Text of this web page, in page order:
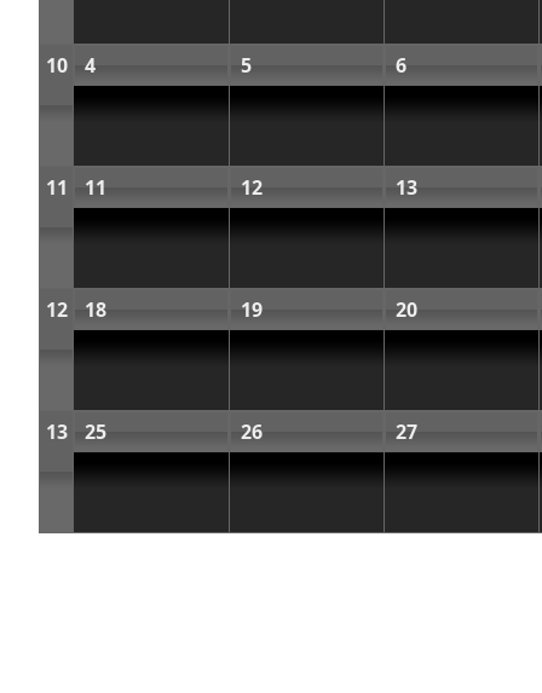
10 4 5 6
11 11 12 13
12 18 19 20
13 25 26 27